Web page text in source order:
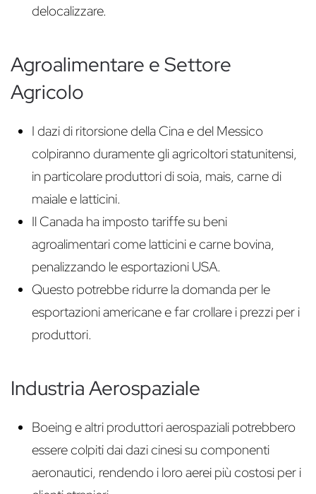
delocalizzare.
Agroalimentare e Settore
Agricolo
I dazi di ritorsione della Cina e del Messico
colpiranno duramente gli agricoltori statunitensi,
in particolare produttori di soia, mais, carne di
maiale e latticini.
Il Canada ha imposto tariffe su beni
agroalimentari come latticini e carne bovina,
penalizzando le esportazioni USA.
Questo potrebbe ridurre la domanda per le
esportazioni americane e far crollare i prezzi per i
produttori.
Industria Aerospaziale
Boeing e altri produttori aerospaziali potrebbero
essere colpiti dai dazi cinesi su componenti
aeronautici, rendendo i loro aerei più costosi per i